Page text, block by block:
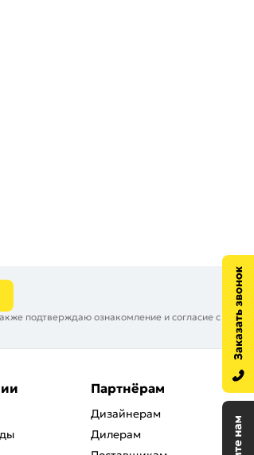
подтверждаю ознакомление и согласие с
Партнёрам
Дизайнерам
Дилерам